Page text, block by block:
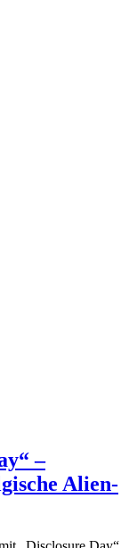
–
Alien-